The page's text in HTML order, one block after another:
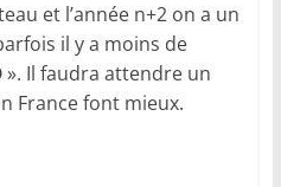
et l’année n+2 on a un
il y a moins de
». Il faudra attendre un
France font mieux.